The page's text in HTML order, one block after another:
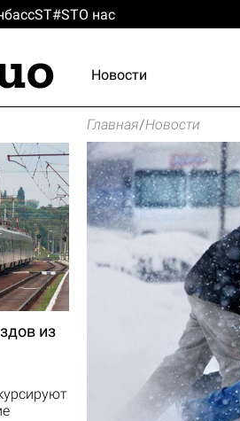
ST#STО нас
Новости
из
Главная/Новости